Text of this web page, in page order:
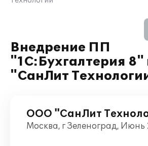
Внедрение ПП
"1С:Бухгалтерия
"СанЛит
ООО "СанЛит
Москва, г Зеленоград, Июнь